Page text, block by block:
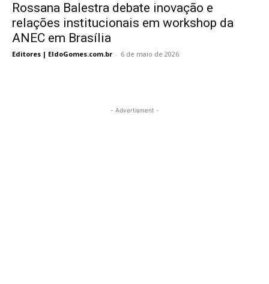
Rossana Balestra debate inovação e
relações institucionais em workshop da
ANEC em Brasília
Editores | EldoGomes.com.br - 6 de maio de 2026
- Advertisment -